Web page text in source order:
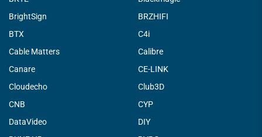
BrightSign
BRZHIFI
BTX
C4i
Cable Matters
Calibre
Canare
CE-LINK
Cloudecho
Club3D
CNB
CYP
DataVideo
DIY